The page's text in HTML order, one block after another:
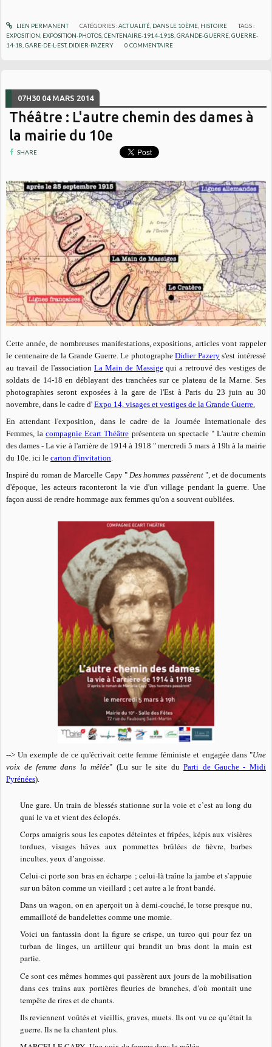
LIEN PERMANENT CATÉGORIES :ACTUALITÉ, DANS LE 10ÈME, HISTOIRE
TAGS :
EXPOSITION EXPOSITION-PHOTOS ,CENTENAIRE-1914-1918 ,GRANDE-GUERRE ,GUERRE-
14-18 ,GARE-DE-L-EST, DIDIER-PAZERY 0 COMMENTAIRE
07H30 04 MARS 2014
Théâtre : L'autre chemin des dames à
la mairie du 10e
SHARE
Cette année, de nombreuses manifestations, expositions, articles vont rappeler
le centenaire de la Grande Guerre.Le photographeDidier Pazerys'est intéressé
au travail de l'association La Main de Massigequi a retrouvé des vestiges de
soldats de 14-18 en déblayant des tranchées sur ce plateau de la Marne. Ses
photographies seront exposées à la gare de l'Est à Paris du 23 juin au 30
novembre, dans le cadre d'Expo 14, visages et vestiges de la Grande Guerre.
En attendant l'exposition, dans le cadre de la Journée Internationale des
Femmes, lacompagnie Ecart Théâtre présentera un spectacle " L'autre chemin
des dames - La vie à l'arrière de 1914 à 1918 " mercredi 5 mars à 19h à la mairie
du 10e. ici lecarton d'invitation.
Inspiré du roman de Marcelle Capy "Des hommes passèrent", et de documents
d'époque, les acteurs raconteront la vie d'un village pendant la guerre. Une
façon aussi de rendre hommage aux femmes qu'on a souvent oubliées.
--> Un exemple de ce qu'écrivait cette femme féministe et engagée dans "Une
voix de femme dans la mêlée" (Lu sur le site duParti de Gauche - Midi
Pyrénées).
Une gare. Un train de blessés stationne sur la voie et c’est au long du
quai le va et vient des éclopés.
Corps amaigris sous les capotes déteintes et fripées, képis aux visières
tordues, visages hâves aux pommettes brûlées de fièvre, barbes
incultes, yeux d’angoisse.
Celui-ci porte son bras en écharpe ; celui-là traîne la jambe et s’appuie
sur un bâton comme un vieillard ; cet autre a le front bandé.
Dans un wagon, on en aperçoit un à demi-couché, le torse presque nu,
emmailloté de bandelettes comme une momie.
Voici un fantassin dont la figure se crispe, un turco qui pour fez un
turban de linges, un artilleur qui brandit un bras dont la main est
partie.
Ce sont ces mêmes hommes qui passèrent aux jours de la mobilisation
dans ces trains aux portières fleuries de branches, d’où montait une
tempête de rires et de chants.
Ils reviennent voûtés et vieillis, graves, muets. Ils ont vu ce qu’était la
guerre. Ils ne la chantent plus.